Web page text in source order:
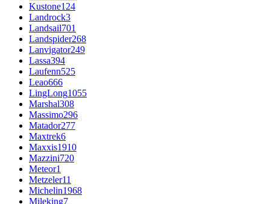
Kustone124
Landrock3
Landsail701
Landspider268
Lanvigator249
Lassa394
Laufenn525
Leao666
LingLong1055
Marshal308
Massimo296
Matador277
Maxtrek6
Maxxis1910
Mazzini720
Meteor1
Metzeler11
Michelin1968
Mileking7